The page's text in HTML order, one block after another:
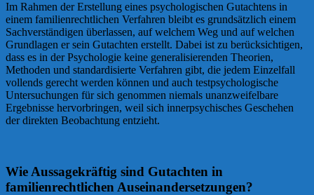
Im Rahmen der Erstellung eines psychologischen Gutachtens in
einem familienrechtlichen Verfahren bleibt es grundsätzlich einem
Sachverständigen überlassen, auf welchem Weg und auf welchen
Grundlagen er sein Gutachten erstellt. Dabei ist zu berücksichtigen,
dass es in der Psychologie keine generalisierenden Theorien,
Methoden und standardisierte Verfahren gibt, die jedem Einzelfall
vollends gerecht werden können und auch testpsychologische
Untersuchungen für sich genommen niemals unanzweifelbare
Ergebnisse hervorbringen, weil sich innerpsychisches Geschehen
der direkten Beobachtung entzieht.
Wie Aussagekräftig sind Gutachten in
familienrechtlichen Auseinandersetzungen?